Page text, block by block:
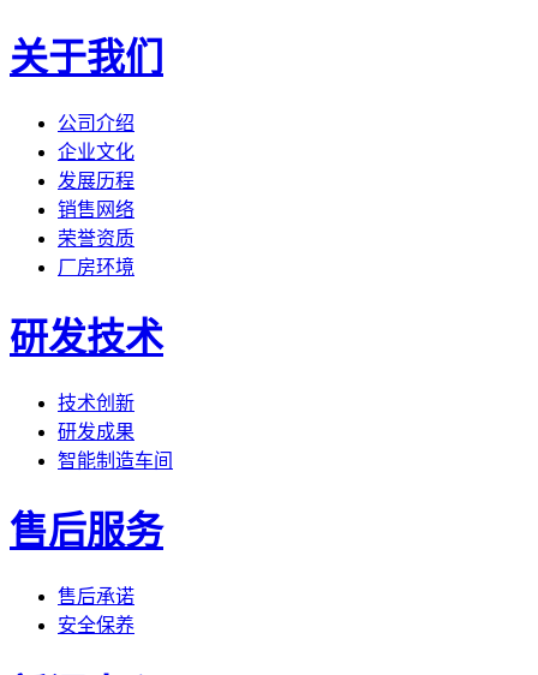
关于我们
公司介绍
企业文化
发展历程
销售网络
荣誉资质
厂房环境
研发技术
技术创新
研发成果
智能制造车间
售后服务
售后承诺
安全保养